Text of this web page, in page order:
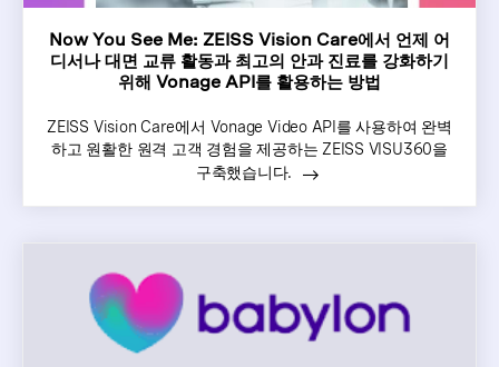
Now You See Me: ZEISS Vision Care에서 언제 어
디서나 대면 교류 활동과 최고의 안과 진료를 강화하기
위해 Vonage API를 활용하는 방법
ZEISS Vision Care에서 Vonage Video API를 사용하여 완벽
하고 원활한 원격 고객 경험을 제공하는 ZEISS VISU360을
구축했습니다.